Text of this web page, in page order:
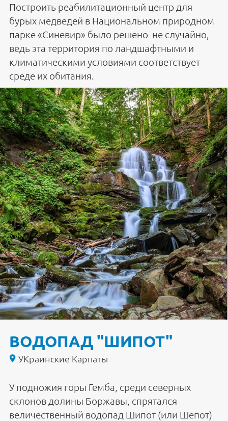
Построить реабилитационный центр для
бурых медведей в Национальном природном
парке «Синевир» было решено не случайно,
ведь эта территория по ландшафтными и
климатическими условиями соответствует
среде их обитания.
ВОДОПАД "ШИПОТ"
УКраинские Карпаты
У подножия горы Гемба, среди северных
склонов долины Боржавы, спрятался
величественный водопад Шипот (или Шепот)